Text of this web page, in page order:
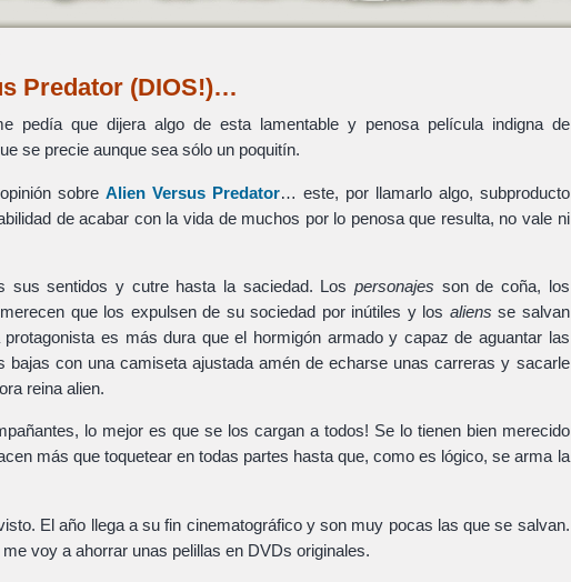
Predator (DIOS!)…
pedía que dijera algo de esta lamentable y penosa película indigna de
se precie aunque sea sólo un poquitín.
sobre Alien Versus Predator… este, por llamarlo algo, subproducto
de acabar con la vida de muchos por lo penosa que resulta, no vale ni
sus sentidos y cutre hasta la saciedad. Los personajes son de coña, los
que los expulsen de su sociedad por inútiles y los aliens se salvan
protagonista es más dura que el hormigón armado y capaz de aguantar las
bajas con una camiseta ajustada amén de echarse unas carreras y sacarle
reina alien.
lo mejor es que se los cargan a todos! Se lo tienen bien merecido
más que toquetear en todas partes hasta que, como es lógico, se arma la
El año llega a su fin cinematográfico y son muy pocas las que se salvan.
voy a ahorrar unas pelillas en DVDs originales.